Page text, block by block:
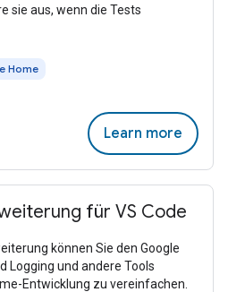
sie aus, wenn die Tests
Home
Learn more
für VS Code
können Sie den Google
Logging und andere Tools
Entwicklung zu vereinfachen.